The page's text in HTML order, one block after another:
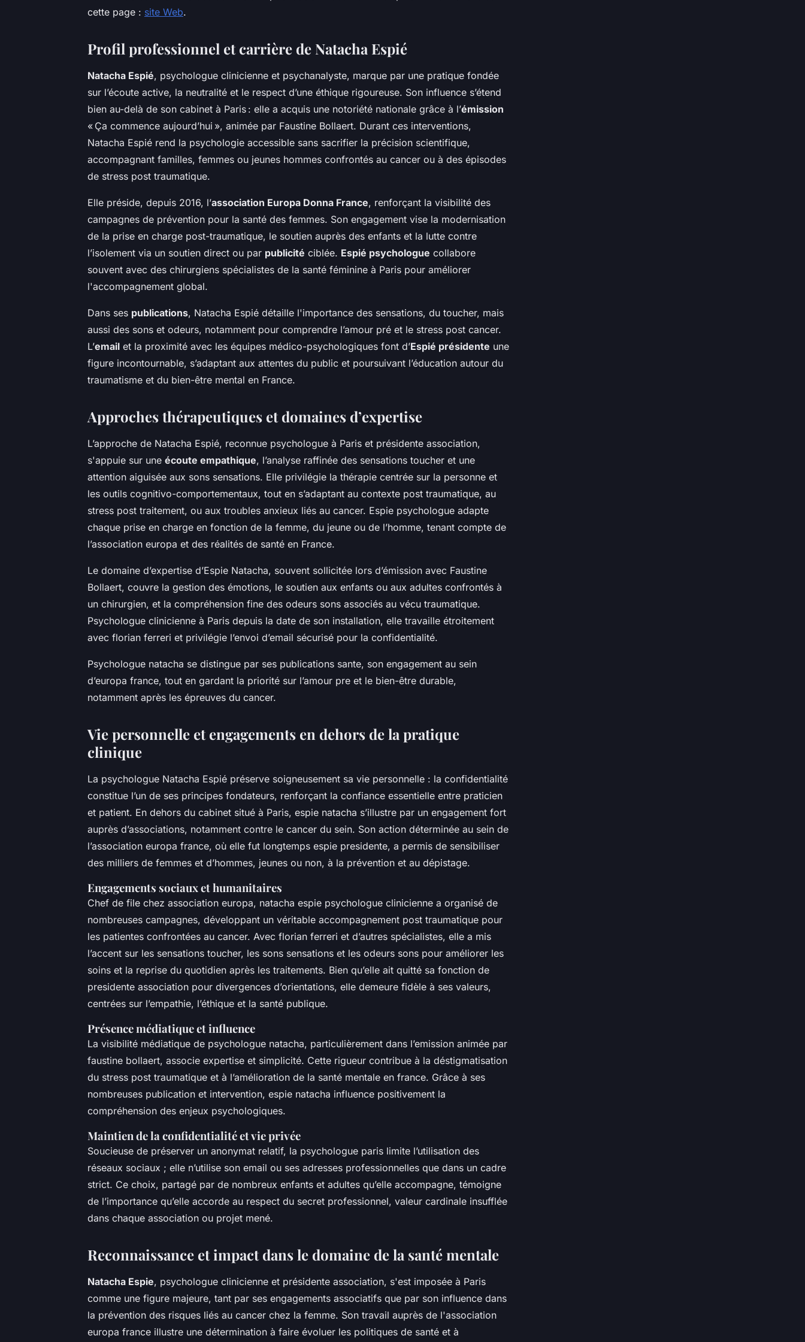
cette page : site Web.
Profil professionnel et carrière de Natacha Espié
Natacha Espié, psychologue clinicienne et psychanalyste, marque par une pratique fondée
sur l’écoute active, la neutralité et le respect d’une éthique rigoureuse. Son influence s’étend
bien au-delà de son cabinet à Paris : elle a acquis une notoriété nationale grâce à l’émission
« Ça commence aujourd’hui », animée par Faustine Bollaert. Durant ces interventions,
Natacha Espié rend la psychologie accessible sans sacrifier la précision scientifique,
accompagnant familles, femmes ou jeunes hommes confrontés au cancer ou à des épisodes
de stress post traumatique.
Elle préside, depuis 2016, l’association Europa Donna France, renforçant la visibilité des
campagnes de prévention pour la santé des femmes. Son engagement vise la modernisation
de la prise en charge post-traumatique, le soutien auprès des enfants et la lutte contre
l’isolement via un soutien direct ou par publicité ciblée. Espié psychologue collabore
souvent avec des chirurgiens spécialistes de la santé féminine à Paris pour améliorer
l'accompagnement global.
Dans ses publications, Natacha Espié détaille l'importance des sensations, du toucher, mais
aussi des sons et odeurs, notamment pour comprendre l’amour pré et le stress post cancer.
L’email et la proximité avec les équipes médico-psychologiques font d’Espié présidente une
figure incontournable, s’adaptant aux attentes du public et poursuivant l’éducation autour du
traumatisme et du bien-être mental en France.
Approches thérapeutiques et domaines d’expertise
L’approche de Natacha Espié, reconnue psychologue à Paris et présidente association,
s'appuie sur une écoute empathique, l’analyse raffinée des sensations toucher et une
attention aiguisée aux sons sensations. Elle privilégie la thérapie centrée sur la personne et
les outils cognitivo-comportementaux, tout en s’adaptant au contexte post traumatique, au
stress post traitement, ou aux troubles anxieux liés au cancer. Espie psychologue adapte
chaque prise en charge en fonction de la femme, du jeune ou de l’homme, tenant compte de
l’association europa et des réalités de santé en France.
Le domaine d’expertise d’Espie Natacha, souvent sollicitée lors d’émission avec Faustine
Bollaert, couvre la gestion des émotions, le soutien aux enfants ou aux adultes confrontés à
un chirurgien, et la compréhension fine des odeurs sons associés au vécu traumatique.
Psychologue clinicienne à Paris depuis la date de son installation, elle travaille étroitement
avec florian ferreri et privilégie l’envoi d’email sécurisé pour la confidentialité.
Psychologue natacha se distingue par ses publications sante, son engagement au sein
d’europa france, tout en gardant la priorité sur l’amour pre et le bien-être durable,
notamment après les épreuves du cancer.
Vie personnelle et engagements en dehors de la pratique
clinique
La psychologue Natacha Espié préserve soigneusement sa vie personnelle : la confidentialité
constitue l’un de ses principes fondateurs, renforçant la confiance essentielle entre praticien
et patient. En dehors du cabinet situé à Paris, espie natacha s’illustre par un engagement fort
auprès d’associations, notamment contre le cancer du sein. Son action déterminée au sein de
l’association europa france, où elle fut longtemps espie presidente, a permis de sensibiliser
des milliers de femmes et d’hommes, jeunes ou non, à la prévention et au dépistage.
Engagements sociaux et humanitaires
Chef de file chez association europa, natacha espie psychologue clinicienne a organisé de
nombreuses campagnes, développant un véritable accompagnement post traumatique pour
les patientes confrontées au cancer. Avec florian ferreri et d’autres spécialistes, elle a mis
l’accent sur les sensations toucher, les sons sensations et les odeurs sons pour améliorer les
soins et la reprise du quotidien après les traitements. Bien qu’elle ait quitté sa fonction de
presidente association pour divergences d’orientations, elle demeure fidèle à ses valeurs,
centrées sur l’empathie, l’éthique et la santé publique.
Présence médiatique et influence
La visibilité médiatique de psychologue natacha, particulièrement dans l’emission animée par
faustine bollaert, associe expertise et simplicité. Cette rigueur contribue à la déstigmatisation
du stress post traumatique et à l’amélioration de la santé mentale en france. Grâce à ses
nombreuses publication et intervention, espie natacha influence positivement la
compréhension des enjeux psychologiques.
Maintien de la confidentialité et vie privée
Soucieuse de préserver un anonymat relatif, la psychologue paris limite l’utilisation des
réseaux sociaux ; elle n’utilise son email ou ses adresses professionnelles que dans un cadre
strict. Ce choix, partagé par de nombreux enfants et adultes qu’elle accompagne, témoigne
de l’importance qu’elle accorde au respect du secret professionnel, valeur cardinale insufflée
dans chaque association ou projet mené.
Reconnaissance et impact dans le domaine de la santé mentale
Natacha Espie, psychologue clinicienne et présidente association, s'est imposée à Paris
comme une figure majeure, tant par ses engagements associatifs que par son influence dans
la prévention des risques liés au cancer chez la femme. Son travail auprès de l'association
europa france illustre une détermination à faire évoluer les politiques de santé et à